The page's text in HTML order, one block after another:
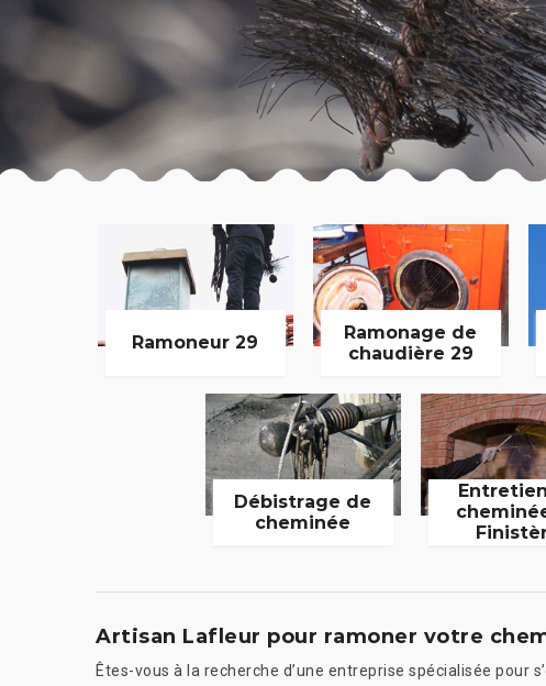
Ramoneur 29
Ramonage de
chaudière 29
Débistrage de
cheminée
Artisan Lafleur pour ramoner votre
Êtes-vous à la recherche d’une entreprise spécialisée pour